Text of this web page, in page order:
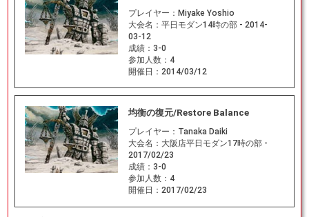
プレイヤー： Miyake Yoshio
大会名： 平日モダン14時の部 - 2014-
03-12
成績： 3-0
参加人数： 4
開催日： 2014/03/12
均衡の復元/Restore Balance
プレイヤー： Tanaka Daiki
大会名： 大阪店平日モダン17時の部 -
2017/02/23
成績： 3-0
参加人数： 4
開催日： 2017/02/23